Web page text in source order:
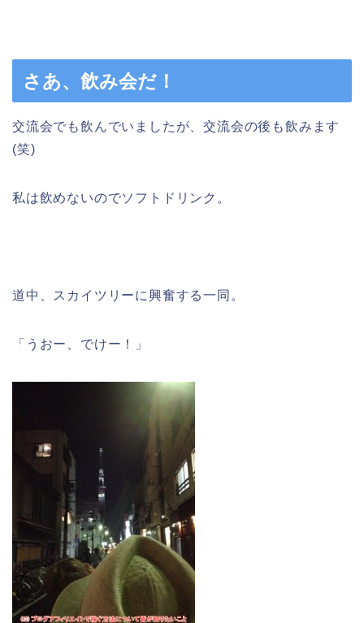
さあ、飲み会だ！
交流会でも飲んでいましたが、交流会の後も飲みます
(笑)
私は飲めないのでソフトドリンク。
道中、スカイツリーに興奮する一同。
「うおー、でけー！」